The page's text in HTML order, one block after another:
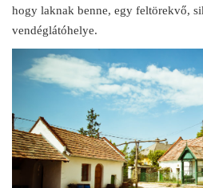
hogy laknak benne, egy feltörekvő,
vendéglátóhelye.